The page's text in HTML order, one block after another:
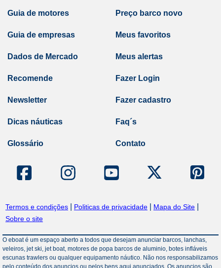
Guia de motores
Guia de empresas
Dados de Mercado
Preço barco novo
Meus favoritos
Meus alertas
Recomende
Newsletter
Dicas náuticas
Glossário
Fazer Login
Fazer cadastro
Faq´s
Contato
Termos e condições Politicas de privacidade Mapa do Site
Sobre o site
O eboat é um espaço aberto a todos que desejam anunciar barcos, lanchas,
veleiros, jet ski, jet boat, motores de popa barcos de aluminio, botes infláveis
escunas trawlers ou qualquer equipamento náutico. Não nos responsabilizamos
pelo conteúdo dos anuncios ou pelos bens aqui anunciados. Os anuncios são